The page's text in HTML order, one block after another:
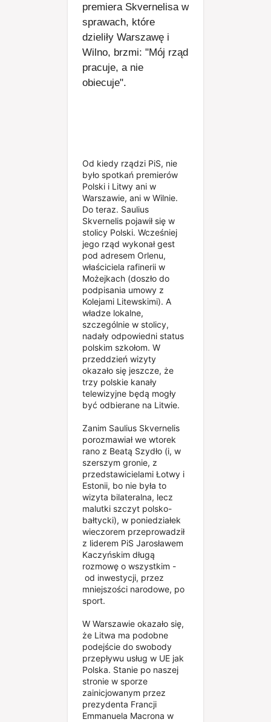
premiera Skvernelisa w
sprawach, które
dzieliły Warszawę i
Wilno, brzmi: "Mój rząd
pracuje, a nie
obiecuje".
Od kiedy rządzi PiS, nie
było spotkań premierów
Polski i Litwy ani w
Warszawie, ani w Wilnie.
Do teraz. Saulius
Skvernelis pojawił się w
stolicy Polski. Wcześniej
jego rząd wykonał gest
pod adresem Orlenu,
właściciela rafinerii w
Możejkach (doszło do
podpisania umowy z
Kolejami Litewskimi). A
władze lokalne,
szczególnie w stolicy,
nadały odpowiedni status
polskim szkołom. W
przeddzień wizyty
okazało się jeszcze, że
trzy polskie kanały
telewizyjne będą mogły
być odbierane na Litwie.
Zanim Saulius Skvernelis
porozmawiał we wtorek
rano z Beatą Szydło (i, w
szerszym gronie, z
przedstawicielami Łotwy i
Estonii, bo nie była to
wizyta bilateralna, lecz
malutki szczyt polsko-
bałtycki), w poniedziałek
wieczorem przeprowadził
z liderem PiS Jarosławem
Kaczyńskim długą
rozmowę o wszystkim -
od inwestycji, przez
mniejszości narodowe, po
sport.
W Warszawie okazało się,
że Litwa ma podobne
podejście do swobody
przepływu usług w UE jak
Polska. Stanie po naszej
stronie w sporze
zainicjowanym przez
prezydenta Francji
Emmanuela Macrona w